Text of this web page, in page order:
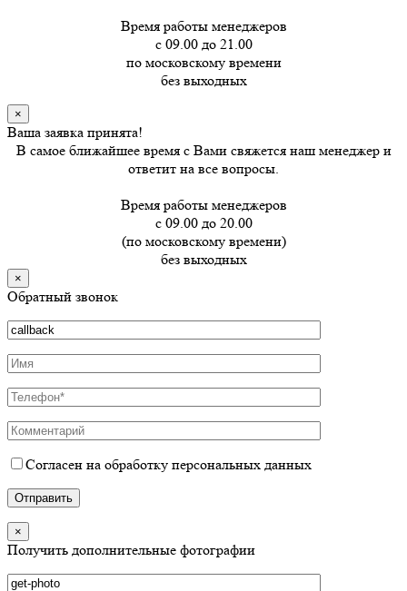
Время работы менеджеров
с 09.00 до 21.00
по московскому времени
без выходных
×
Ваша заявка принята!
В самое ближайшее время с Вами свяжется наш менеджер и
ответит на все вопросы.
Время работы менеджеров
с 09.00 до 20.00
(по московскому времени)
без выходных
×
Обратный звонок
Согласен на обработку персональных данных
×
Получить дополнительные фотографии